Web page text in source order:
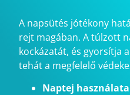
A napsütés jótékony
rejt magában. A túlzott
kockázatát, és gyorsítja
tehát a megfelelő
Naptej